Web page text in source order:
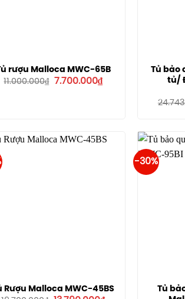
rượu Malloca MWC-65B
11.000.000₫ Giá
7.700.000₫Giá
hiện
Tủ bảo
tủ/
Rượu Malloca MWC-45BS
-30%
Tủ